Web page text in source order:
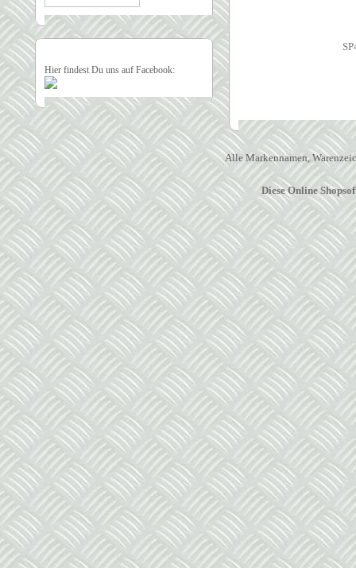
Hier findest Du uns auf Facebook:
Alle Markennamen,
Diese Online